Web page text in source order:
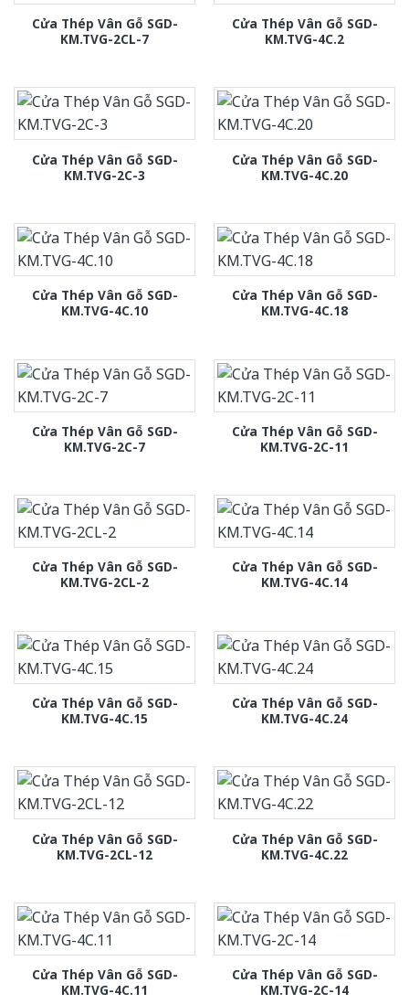
Cửa Thép Vân Gỗ SGD-
KM.TVG-2CL-7
Cửa Thép Vân Gỗ SGD-
KM.TVG-4C.2
Cửa Thép Vân Gỗ SGD-
KM.TVG-2C-3
Cửa Thép Vân Gỗ SGD-
KM.TVG-4C.20
Cửa Thép Vân Gỗ SGD-
KM.TVG-4C.10
Cửa Thép Vân Gỗ SGD-
KM.TVG-4C.18
Cửa Thép Vân Gỗ SGD-
KM.TVG-2C-7
Cửa Thép Vân Gỗ SGD-
KM.TVG-2C-11
Cửa Thép Vân Gỗ SGD-
KM.TVG-2CL-2
Cửa Thép Vân Gỗ SGD-
KM.TVG-4C.14
Cửa Thép Vân Gỗ SGD-
KM.TVG-4C.15
Cửa Thép Vân Gỗ SGD-
KM.TVG-4C.24
Cửa Thép Vân Gỗ SGD-
KM.TVG-2CL-12
Cửa Thép Vân Gỗ SGD-
KM.TVG-4C.22
Cửa Thép Vân Gỗ SGD-
KM.TVG-4C.11
Cửa Thép Vân Gỗ SGD-
KM.TVG-2C-14